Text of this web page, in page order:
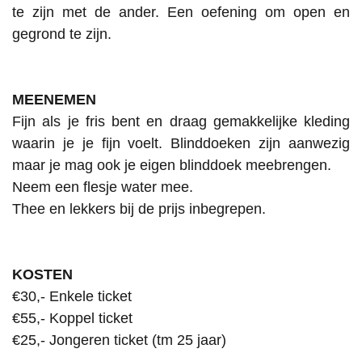
te zijn met de ander. Een oefening om open en
gegrond te zijn.
MEENEMEN
Fijn als je fris bent en draag gemakkelijke kleding
waarin je je fijn voelt. Blinddoeken zijn aanwezig
maar je mag ook je eigen blinddoek meebrengen.
Neem een flesje water mee.
Thee en lekkers bij de prijs inbegrepen.
KOSTEN
€30,- Enkele ticket
€55,- Koppel ticket
€25,- Jongeren ticket (tm 25 jaar)